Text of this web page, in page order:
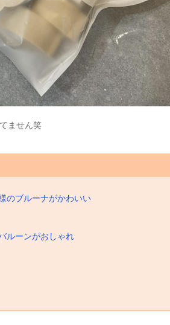
ません笑
のブルーナがかわいい
ルーンがおしゃれ